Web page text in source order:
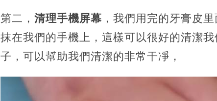
第二， 清理手機屏幕 ，我們用完的牙膏皮
抹在我們的手機上，這樣可以很好的清潔
子，可以幫助我們清潔的非常干凈，